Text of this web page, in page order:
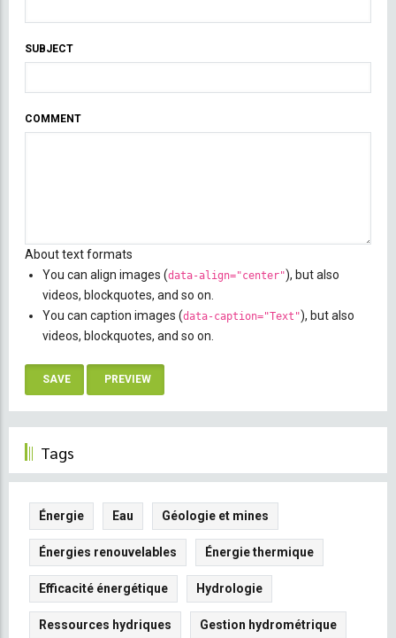
SUBJECT
COMMENT
About text formats
You can align images (data-align="center"), but also
videos, blockquotes, and so on.
You can caption images (data-caption="Text"), but also
videos, blockquotes, and so on.
Tags
Énergie Eau Géologie et mines
Énergies renouvelables Énergie thermique
Efficacité énergétique Hydrologie
Ressources hydriques Gestion hydrométrique